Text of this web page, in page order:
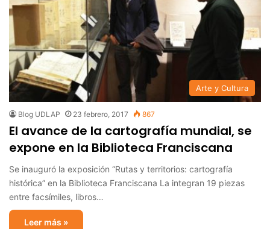
Arte y Cultura
Blog UDLAP 23 febrero, 2017 867
El avance de la cartografía mundial, se
expone en la Biblioteca Franciscana
Se inauguró la exposición “Rutas y territorios: cartografía
histórica” en la Biblioteca Franciscana La integran 19 piezas
entre facsímiles, libros…
Leer más »